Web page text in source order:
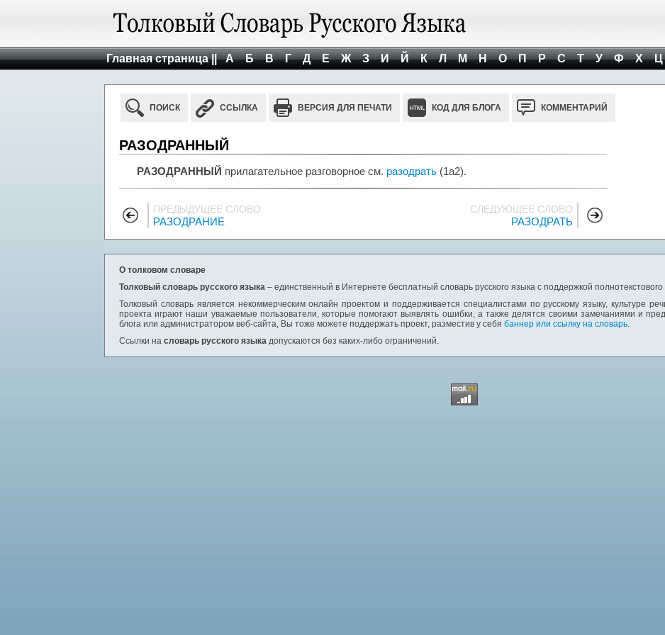
Главная страница || А Б В Г Д Е Ж З И Й К Л М Н О П Р С Т У Ф Х Ц
ПОИСК ССЫЛКА ВЕРСИЯ ДЛЯ ПЕЧАТИ КОД ДЛЯ БЛОГА КОММЕНТАРИЙ
РАЗОДРАННЫЙ
РАЗОДРАННЫЙ прилагательное разговорное см. разодрать (1а2).
ПРЕДЫДУЩЕЕ СЛОВО
РАЗОДРАНИЕ
СЛЕДУЮЩЕЕ СЛОВО
РАЗОДРАТЬ
О толковом словаре
Толковый словарь русского языка – единственный в Интернете бесплатный словарь русского языка с поддержкой
Толковый словарь является некоммерческим онлайн проектом и поддерживается специалистами по русскому языку, культуре
проекта играют наши уважаемые пользователи, которые помогают выявлять ошибки, а также делятся своими замечаниями и
блога или администратором веб-сайта, Вы тоже можете поддержать проект, разместив у себя баннер или ссылку на словарь.
Ссылки на словарь русского языка допускаются без каких-либо ограничений.